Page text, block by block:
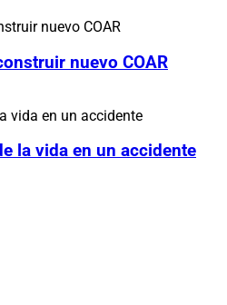
nuevo COAR
la vida en un accidente